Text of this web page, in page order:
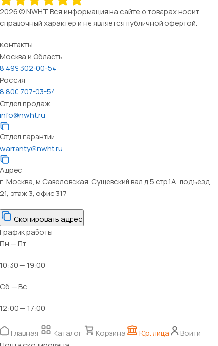
2026 © NWHT Вся информация на сайте о товарах носит
справочный характер и не является публичной офертой.
Контакты
Москва и Область
8 499 302-00-54
Россия
8 800 707-03-54
Отдел продаж
info@nwht.ru
Отдел гарантии
warranty@nwht.ru
Адрес
г. Москва, м.Савеловская, Сущевский вал д.5 стр.1А, подъезд
21, этаж 3, офис 317
Скопировать адрес
График работы
Пн — Пт
10:30 — 19:00
Сб — Вс
12:00 — 17:00
Главная Каталог Корзина Юр. лица
Войти